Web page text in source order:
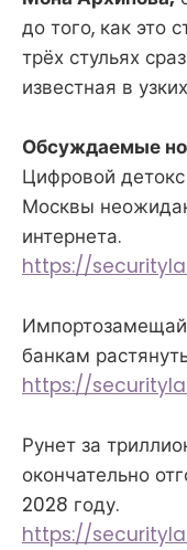
до того, как это
трёх стульях
известная в
Обсуждаемые
Цифровой
Москвы
интернета.
https://
банкам
https://
Рунет за
окончательно
2028 году.
https://